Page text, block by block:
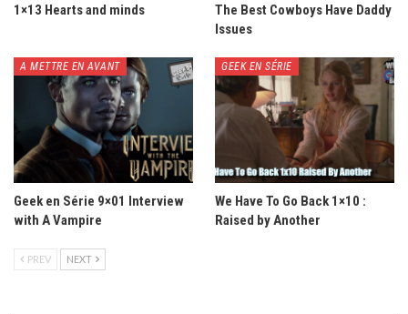
1×13 Hearts and minds
The Best Cowboys Have Daddy
Issues
A METTRE EN AVANT
Geek en Série 9×01 Interview
with A Vampire
GEEK EN SÉRIE
We Have To Go Back 1×10 :
Raised by Another
PREV NEXT